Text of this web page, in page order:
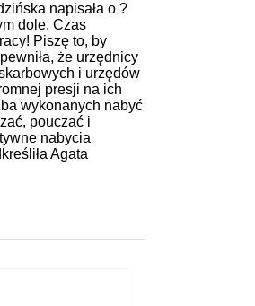
napisała o ?
dole. Czas
Piszę to, by
że urzędnicy
i urzędów
presji na ich
wykonanych nabyć
pouczać i
nabycia
Agata